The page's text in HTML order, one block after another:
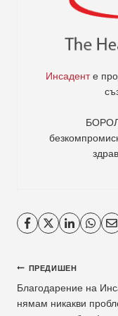
Инсаденте
Навигация
ПРЕДИШЕН
Благодарение на
нямам никакви